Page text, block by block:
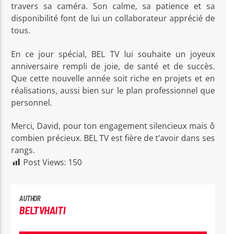
travers sa caméra. Son calme, sa patience et sa
disponibilité font de lui un collaborateur apprécié de
tous.
En ce jour spécial, BEL TV lui souhaite un joyeux
anniversaire rempli de joie, de santé et de succès.
Que cette nouvelle année soit riche en projets et en
réalisations, aussi bien sur le plan professionnel que
personnel.
Merci, David, pour ton engagement silencieux mais ô
combien précieux. BEL TV est fière de t’avoir dans ses
rangs.
Post Views: 150
AUTHOR
BELTVHAITI